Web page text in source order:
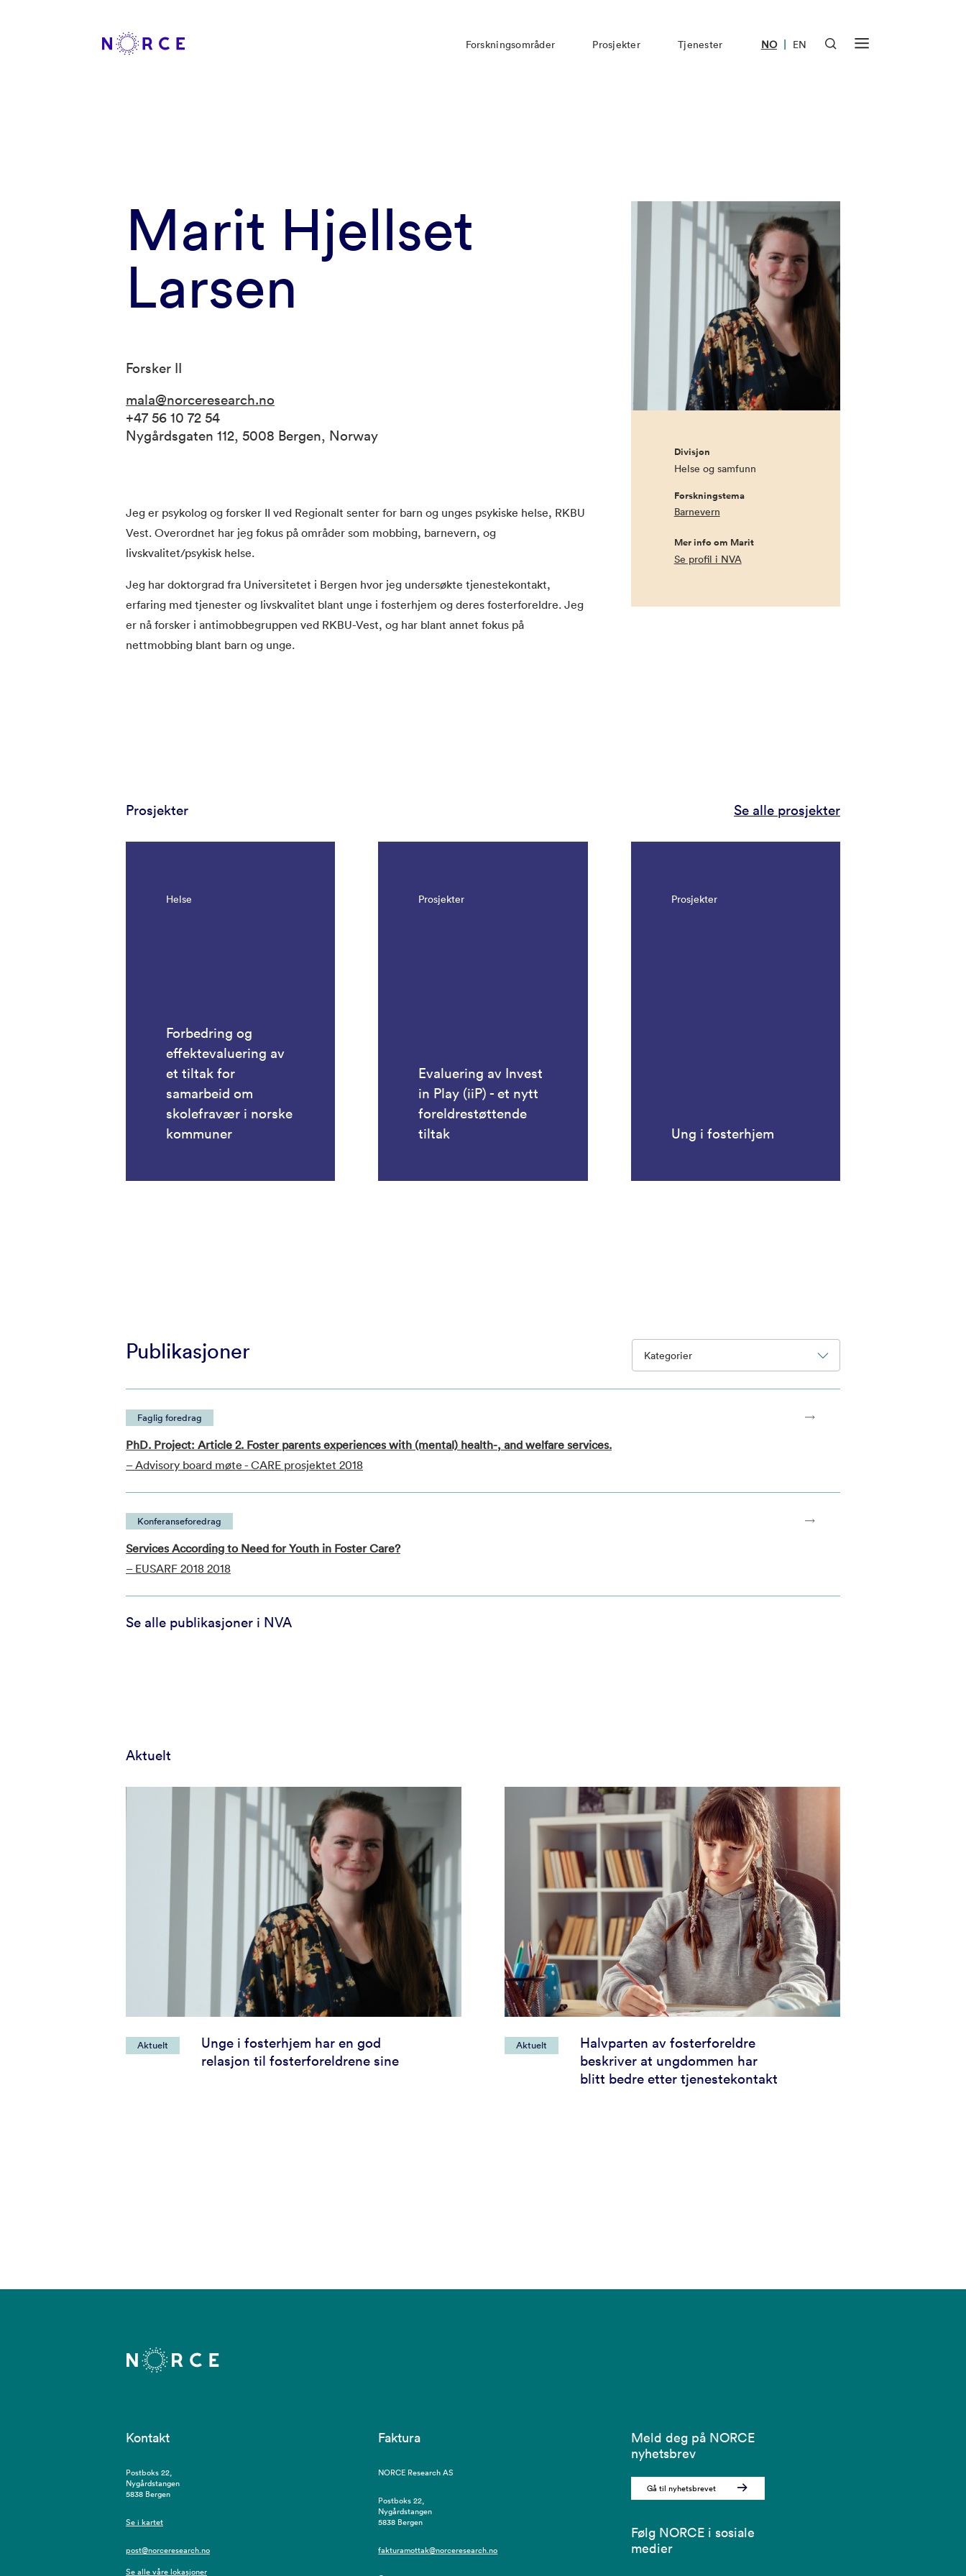
Forskningsområder Prosjekter Tjenester NO | EN
Marit Hjellset
Larsen
Forsker II
mala@norceresearch.no
+47 56 10 72 54
Nygårdsgaten 112, 5008 Bergen, Norway
Jeg er psykolog og forsker II ved Regionalt senter for barn og unges psykiske helse, RKBU
Vest. Overordnet har jeg fokus på områder som mobbing, barnevern, og
livskvalitet/psykisk helse.
Jeg har doktorgrad fra Universitetet i Bergen hvor jeg undersøkte tjenestekontakt,
erfaring med tjenester og livskvalitet blant unge i fosterhjem og deres fosterforeldre. Jeg
er nå forsker i antimobbegruppen ved RKBU-Vest, og har blant annet fokus på
nettmobbing blant barn og unge.
Divisjon
Helse og samfunn
Forskningstema
Barnevern
Mer info om Marit
Se profil i NVA
Prosjekter Se alle prosjekter
Helse
Forbedring og
effektevaluering av
et tiltak for
samarbeid om
skolefravær i norske
kommuner
Prosjekter
Evaluering av Invest
in Play (iiP) - et nytt
foreldrestøttende
tiltak
Prosjekter
Ung i fosterhjem
Publikasjoner Kategorier
Faglig foredrag
PhD. Project: Article 2. Foster parents experiences with (mental) health-, and welfare services.
– Advisory board møte - CARE prosjektet 2018
Konferanseforedrag
Services According to Need for Youth in Foster Care?
– EUSARF 2018 2018
Se alle publikasjoner i NVA
Aktuelt
Aktuelt
Unge i fosterhjem har en god
relasjon til fosterforeldrene sine
Aktuelt
Halvparten av fosterforeldre
beskriver at ungdommen har
blitt bedre etter tjenestekontakt
Kontakt
Postboks 22,
Nygårdstangen
5838 Bergen
Se i kartet
post@norceresearch.no
Se alle våre lokasjoner
Faktura
NORCE Research AS
Postboks 22,
Nygårdstangen
5838 Bergen
fakturamottak@norceresearch.no
Meld deg på NORCE
nyhetsbrev
Gå til nyhetsbrevet
Følg NORCE i sosiale
medier